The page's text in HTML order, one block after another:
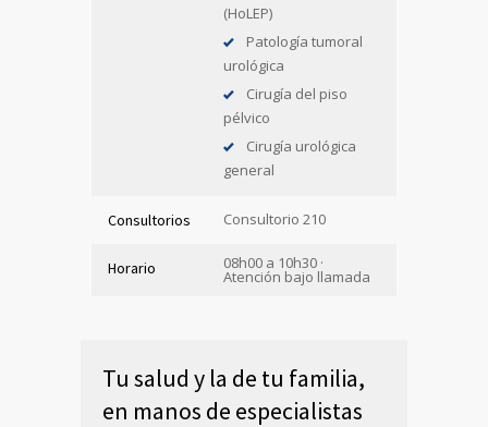
(HoLEP)
Patología tumoral
urológica
Cirugía del piso
pélvico
Cirugía urológica
general
Consultorios Consultorio 210
Horario 08h00 a 10h30 ·
Atención bajo llamada
Tu salud y la de tu familia,
en manos de especialistas